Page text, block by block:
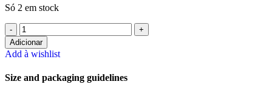
Só 2 em stock
Quantidade
de
Quamtrax
ALA
Adicionar
Add à wishlist
Size and packaging guidelines